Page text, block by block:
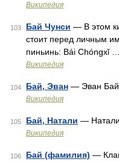
Википедия
103 Бай Чунси — В этом
стоит перед личным
пиньинь: Bái Chóngxǐ …
Википедия
104 Бай, Эван — Эван Бай
Википедия
105 Бай, Натали —
Википедия
106 Бай (фамилия) —